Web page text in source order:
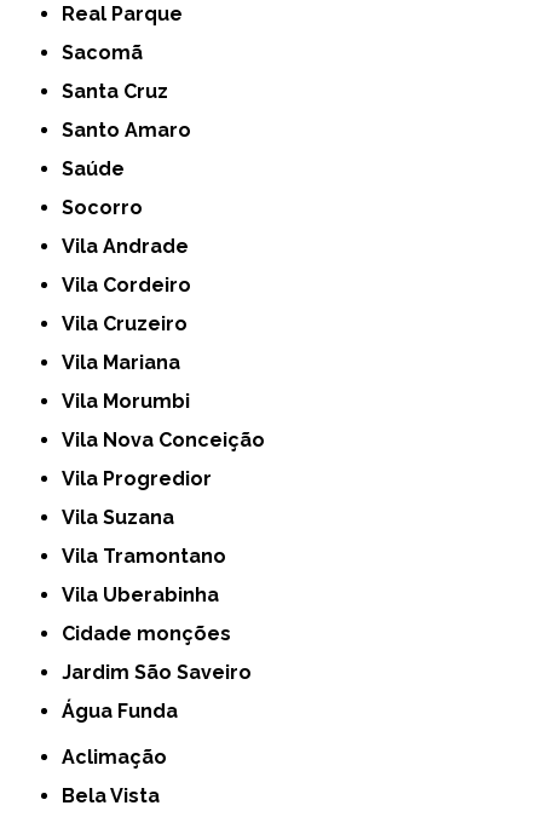
Real Parque
Sacomã
Santa Cruz
Santo Amaro
Saúde
Socorro
Vila Andrade
Vila Cordeiro
Vila Cruzeiro
Vila Mariana
Vila Morumbi
Vila Nova Conceição
Vila Progredior
Vila Suzana
Vila Tramontano
Vila Uberabinha
cidade monções
jardim São Saveiro
Água Funda
Aclimação
Bela Vista